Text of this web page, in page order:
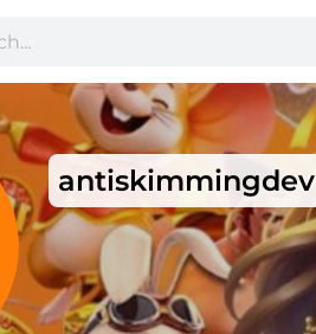
antiskimmingdev